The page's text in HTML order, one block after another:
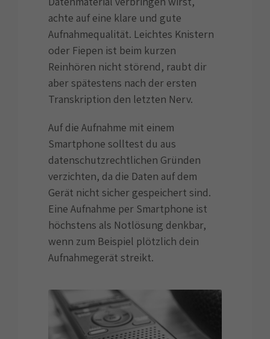
achte auf eine klare und gute
Aufnahmequalität. Leichtes Knistern
oder Fiepen ist beim kurzen
Reinhören nicht störend, raubt dir
aber spätestens nach der ersten
Transkription den letzten Nerv.
Auf die Aufnahme mit einem
Smartphone solltest du aus
datenschutzrechtlichen Gründen
verzichten, da die Daten auf dem
Gerät nicht sicher gespeichert sind.
Eine Aufnahme per Smartphone ist
höchstens als Notlösung denkbar,
wenn zum Beispiel plötzlich dein
Aufnahmegerät streikt.